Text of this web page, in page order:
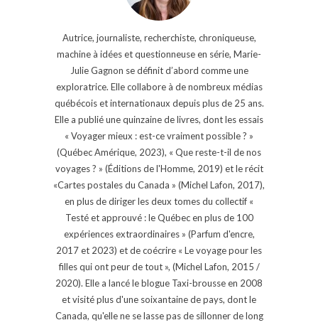
Autrice, journaliste, recherchiste, chroniqueuse,
machine à idées et questionneuse en série, Marie-
Julie Gagnon se définit d’abord comme une
exploratrice. Elle collabore à de nombreux médias
québécois et internationaux depuis plus de 25 ans.
Elle a publié une quinzaine de livres, dont les essais
« Voyager mieux : est-ce vraiment possible ? »
(Québec Amérique, 2023), « Que reste-t-il de nos
voyages ? » (Éditions de l'Homme, 2019) et le récit
«Cartes postales du Canada » (Michel Lafon, 2017),
en plus de diriger les deux tomes du collectif «
Testé et approuvé : le Québec en plus de 100
expériences extraordinaires » (Parfum d'encre,
2017 et 2023) et de coécrire « Le voyage pour les
filles qui ont peur de tout », (Michel Lafon, 2015 /
2020). Elle a lancé le blogue Taxi-brousse en 2008
et visité plus d'une soixantaine de pays, dont le
Canada, qu'elle ne se lasse pas de sillonner de long